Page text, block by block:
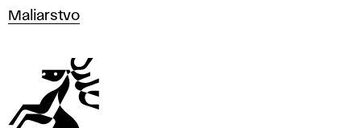
Katedry
Maliarstvo